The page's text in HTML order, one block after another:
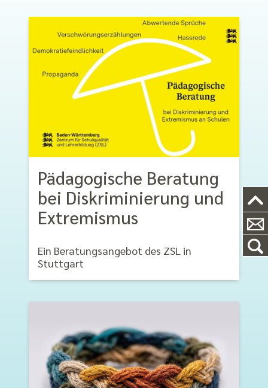
Pädagogische Beratung
bei Diskriminierung und
Extremismus
Ein Beratungsangebot des ZSL in
Stuttgart